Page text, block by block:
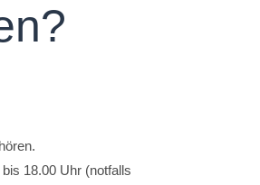
18.00 Uhr (notfalls